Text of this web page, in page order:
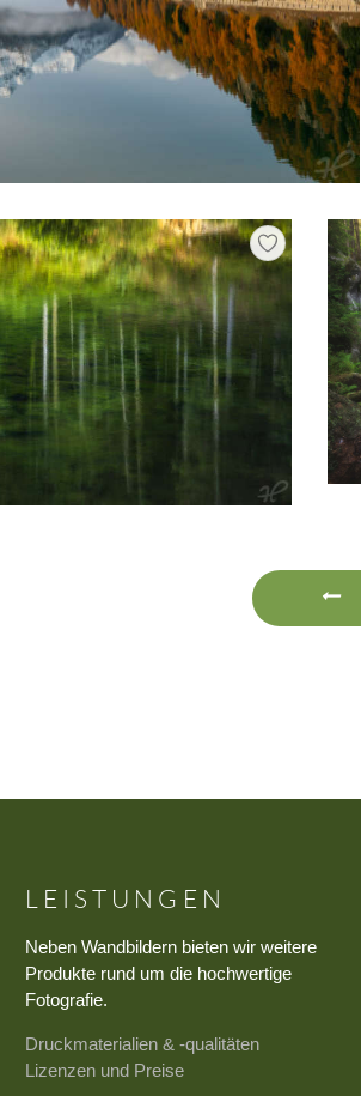
LEISTUNGEN
Neben Wandbildern bieten wir weitere
Produkte rund um die hochwertige
Fotografie.
Druckmaterialien & -qualitäten
Lizenzen und Preise